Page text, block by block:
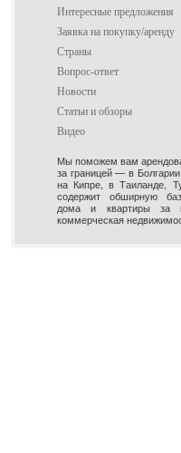
Интересные предложения
Заявка на покупку/аренду
Страны
Вопрос-ответ
Новости
Статьи и обзоры
Видео
Мы поможем вам
за границей — в
на Кипре, в Таиланде,
содержит обширную
дома и квартиры за
коммерческая